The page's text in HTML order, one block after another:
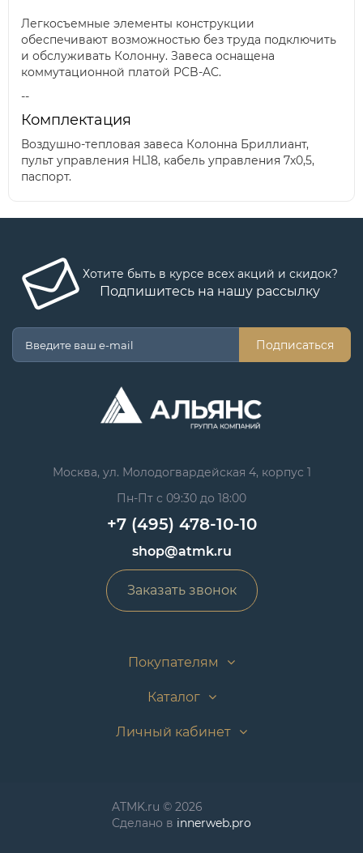
Легкосъемные элементы конструкции
обеспечивают возможностью без труда подключить
и обслуживать Колонну. Завеса оснащена
коммутационной платой PCB-AC.
--
Комплектация
Воздушно-тепловая завеса Колонна Бриллиант,
пульт управления HL18, кабель управления 7x0,5,
паспорт.
Хотите быть в курсе всех акций и скидок?
Подпишитесь на нашу рассылку
Подписаться
Москва, ул. Молодогвардейская 4, корпус 1
Пн-Пт с 09:30 до 18:00
+7 (495) 478-10-10
shop@atmk.ru
Заказать звонок
Покупателям
Каталог
Личный кабинет
ATMK.ru © 2026
Сделано в innerweb.pro